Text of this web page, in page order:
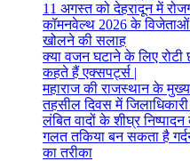
11 अगस्त को देहरादून में
कॉमनवेल्थ 2026 के विजेताओं
खोलने की सलाह
क्या वजन घटाने के लिए
कहते हैं एक्सपर्ट्स |
महाराज की राजस्थान के
तहसील दिवस में
लंबित वादों के शीघ्र निष्पादन
गलत तकिया बन सकता है
का तरीका